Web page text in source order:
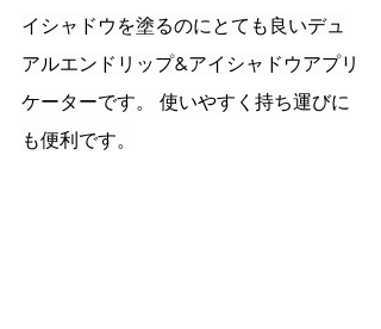
イシャドウを塗るのにとても良いデュ
アルエンドリップ&アイシャドウアプリ
ケーターです。 使いやすく持ち運びに
も便利です。